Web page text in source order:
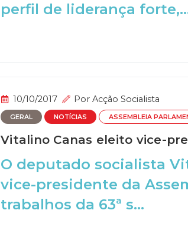
perfil de liderança
10/10/2017 Por Acção Socialista
GERAL NOTÍCIAS ASSEMBLEIA
Vitalino Canas eleito vice-
O deputado socialista
vice-presidente da
trabalhos da 63ª s...